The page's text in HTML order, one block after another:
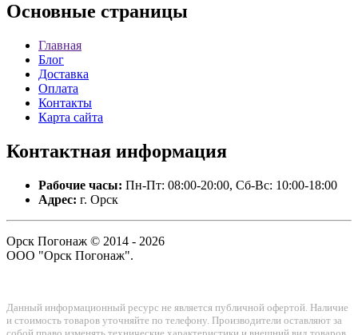
Основные страницы
Главная
Блог
Доставка
Оплата
Контакты
Карта сайта
Контактная информация
Рабочие часы: Пн-Пт: 08:00-20:00, Сб-Вс: 10:00-18:00
Адрес: г. Орск
Орск Погонаж © 2014 - 2026
ООО "Орск Погонаж".
Данный информационный ресурс не является публичной офертой. Наличие
и стоимость товаров уточняйте по телефону. Производители оставляют за